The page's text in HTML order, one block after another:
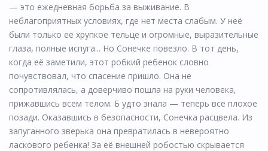
— это ежедневная борьба за выживание. В
неблагоприятных условиях, где нет места слабым. У неё
были только её хрупкое тельце и огромные, выразительные
глаза, полные испуга... Но Сонечке повезло. В тот день,
когда её заметили, этот робкий ребенок словно
почувствовал, что спасение пришло. Она не
сопротивлялась, а доверчиво пошла на руки человека,
прижавшись всем телом. Б удто знала — теперь всё плохое
позади. Оказавшись в безопасности, Сонечка расцвела. Из
запуганного зверька она превратилась в невероятно
ласкового ребенка! За её внешней робостью скрывается